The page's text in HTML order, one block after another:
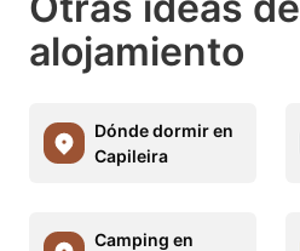
alojamiento
Dónde dormir en
Capileira
Camping en